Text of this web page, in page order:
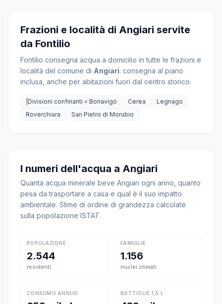
Frazioni e località di Angiari servite
da Fontilio
Fontilio consegna acqua a domicilio in tutte le frazioni e
località del comune di Angiari: consegna al piano
inclusa, anche per abitazioni fuori dal centro storico.
|Divisioni confinanti = Bonavigo Cerea
Legnago
Roverchiara
San Pietro di Morubio
I numeri dell'acqua a Angiari
Quanta acqua minerale beve Angiari ogni anno, quanto
pesa da trasportare a casa e qual è il suo impatto
ambientale. Stime di ordine di grandezza calcolate
sulla popolazione ISTAT.
POPOLAZIONE
2.544
residenti
FAMIGLIE
1.156
nuclei stimati
CONSUMO ANNUO BOTTIGLIE 1,5 L